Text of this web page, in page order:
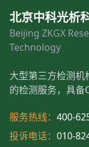
北京中科光析
Beijing ZKGX
Technology
大型第三方检测
的检测服务，具备
服务热线： 400-
投诉电话： 010-